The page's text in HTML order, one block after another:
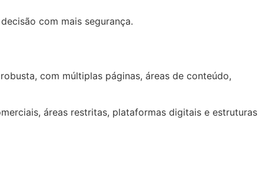
com mais segurança.
com múltiplas páginas, áreas de conteúdo,
áreas restritas, plataformas digitais e estruturas